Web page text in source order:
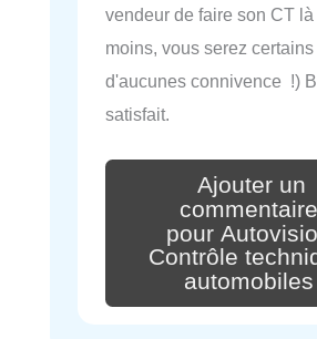
vendeur de faire son CT là
moins, vous serez certains
d'aucunes connivence !)
satisfait.
Ajouter un
commentaire
pour
Contrôle
automobiles